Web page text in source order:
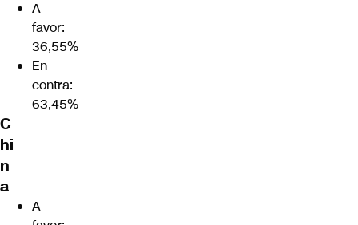
A
favor:
36,55%
En
contra:
63,45%
C
hi
n
a
A